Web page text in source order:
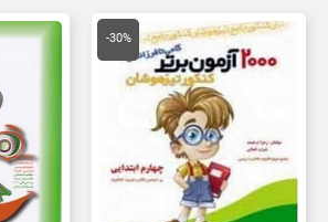
-30%
اصلی
23,500 تومان
بود.
قیمت
فعلی